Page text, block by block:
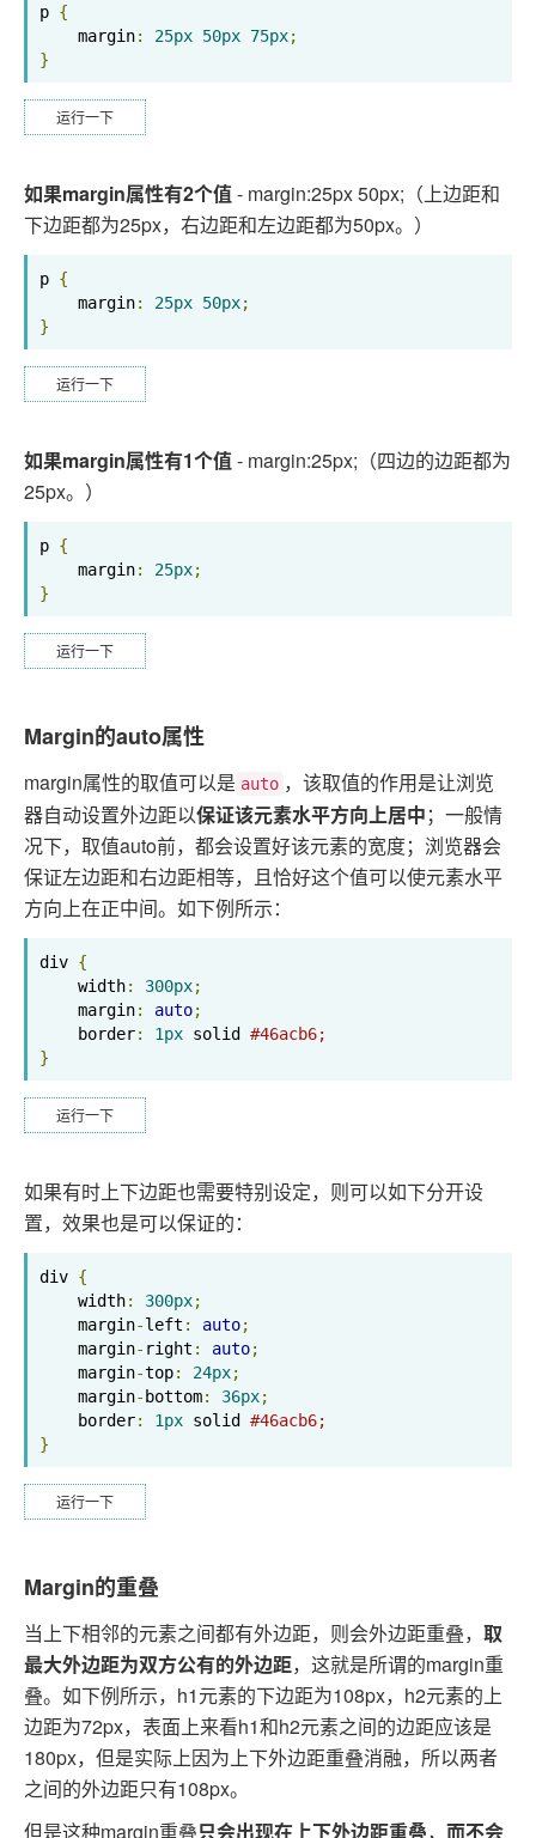
p {
    margin
: 25px 50px 75px;
}
运行一下
如果margin属性有2个值- margin:25px 50px;（上边距和
下边距都为25px，右边距和左边距都为50px。）
p {
    margin
: 25px 50px;
}
运行一下
如果margin属性有1个值- margin:25px;（四边的边距都为
25px。）
p {
    margin
: 25px;
}
运行一下
Margin的auto属性
margin属性的取值可以是 auto ，该取值的作用是让浏览
器自动设置外边距以保证该元素水平方向上居中；一般情
况下，取值auto前，都会设置好该元素的宽度；浏览器会
保证左边距和右边距相等，且恰好这个值可以使元素水平
方向上在正中间。如下例所示：
div {
    width
: 300px;
    margin
: auto;
    border
: 1px solid #46acb6;
}
运行一下
如果有时上下边距也需要特别设定，则可以如下分开设
置，效果也是可以保证的：
div {
    width
: 300px;
    margin
-left : auto;
    margin
- right : auto;
    margin
-top: 24px;
    margin
-bottom: 36px;
    border
: 1px solid #46acb6;
}
运行一下
Margin的重叠
当上下相邻的元素之间都有外边距，则会外边距重叠， 取
最大外边距为双方公有的外边距，这就是所谓的margin重
叠。如下例所示，h1元素的下边距为108px，h2元素的上
边距为72px，表面上来看h1和h2元素之间的边距应该是
180px，但是实际上因为上下外边距重叠消融，所以两者
之间的外边距只有108px。
但是这种margin重叠只会出现在上下外边距重叠， 而不会